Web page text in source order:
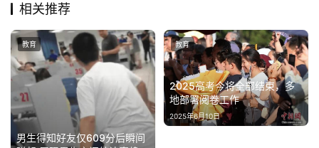
相关推荐
男生得知好友仅609分后瞬间
教育
2025高考今将全部结束，多
地部署阅卷工作
2025年6月10日
教育